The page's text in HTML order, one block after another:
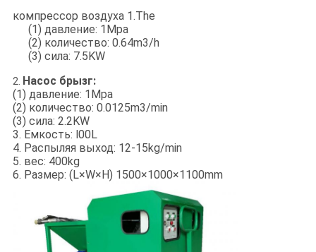
компрессор воздуха 1.The
(1) давление: 1Mpa
(2) количество: 0.64m3/h
(3) сила: 7.5KW
2. Насос брызг:
(1) давление: 1Mpa
(2) количество: 0.0125m3/min
(3) сила: 2.2KW
3. Емкость: l00L
4. Распыляя выход: 12-15kg/min
5. вес: 400kg
6. Размер: (L×W×H) 1500×1000×1100mm